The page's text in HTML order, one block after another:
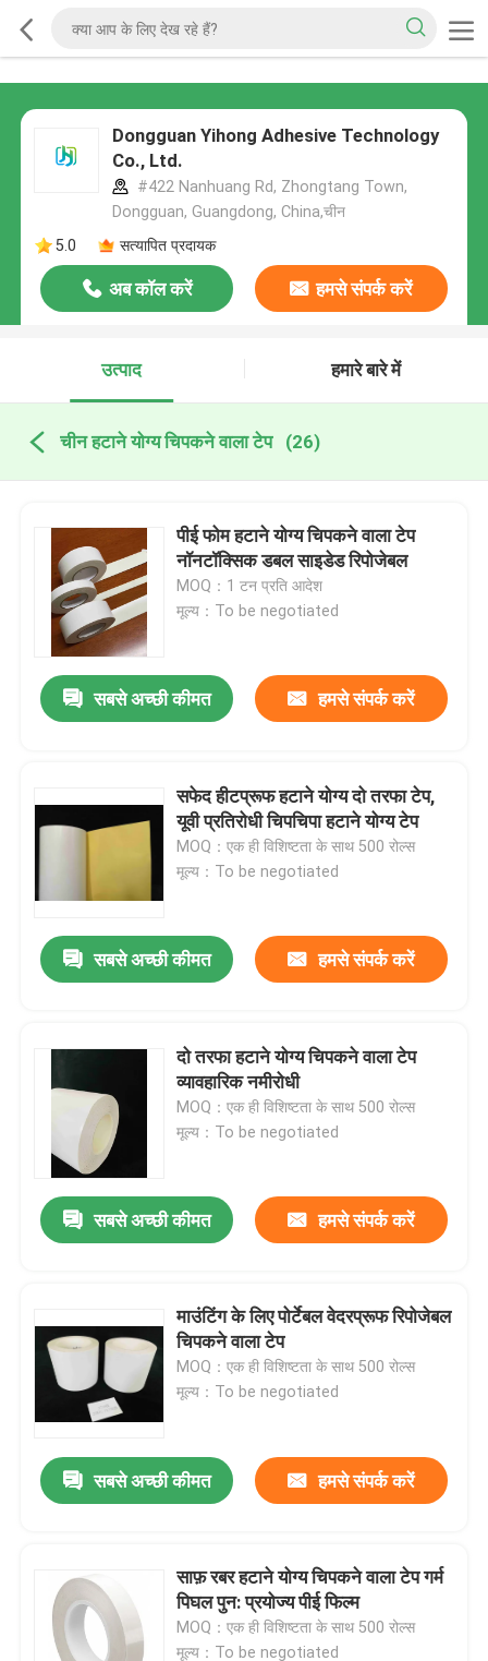
Dongguan Yihong Adhesive Technology
Co., Ltd.
#422 Nanhuang Rd, Zhongtang Town,
Dongguan, Guangdong, China,चीन
5.0
सत्यापित प्रदायक
अब कॉल करें हमसे संपर्क करें
उत्पाद हमारे बारे में
चीन हटाने योग्य चिपकने वाला टेप (26)
पीई फोम हटाने योग्य चिपकने वाला टेप
नॉनटॉक्सिक डबल साइडेड रिपोजेबल
MOQ：1 टन प्रति आदेश
मूल्य：To be negotiated
सबसे अच्छी कीमत हमसे संपर्क करें
सफेद हीटप्रूफ हटाने योग्य दो तरफा टेप,
यूवी प्रतिरोधी चिपचिपा हटाने योग्य टेप
MOQ：एक ही विशिष्टता के साथ 500 रोल्स
मूल्य：To be negotiated
सबसे अच्छी कीमत हमसे संपर्क करें
दो तरफा हटाने योग्य चिपकने वाला टेप
व्यावहारिक नमीरोधी
MOQ：एक ही विशिष्टता के साथ 500 रोल्स
मूल्य：To be negotiated
सबसे अच्छी कीमत हमसे संपर्क करें
माउंटिंग के लिए पोर्टेबल वेदरप्रूफ रिपोजेबल
चिपकने वाला टेप
MOQ：एक ही विशिष्टता के साथ 500 रोल्स
मूल्य：To be negotiated
सबसे अच्छी कीमत हमसे संपर्क करें
साफ़ रबर हटाने योग्य चिपकने वाला टेप गर्म
पिघल पुन: प्रयोज्य पीई फिल्म
MOQ：एक ही विशिष्टता के साथ 500 रोल्स
मूल्य：To be negotiated